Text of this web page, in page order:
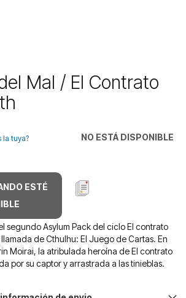
Mal / El Contrato
NO ESTÁ DISPONIBLE
la tuya?
ESTÉ
segundo Asylum Pack del ciclo El contrato
de Cthulhu: El Juego de Cartas. En
Moirai, la atribulada heroína de El contrato
por su captor y arrastrada a las tinieblas.